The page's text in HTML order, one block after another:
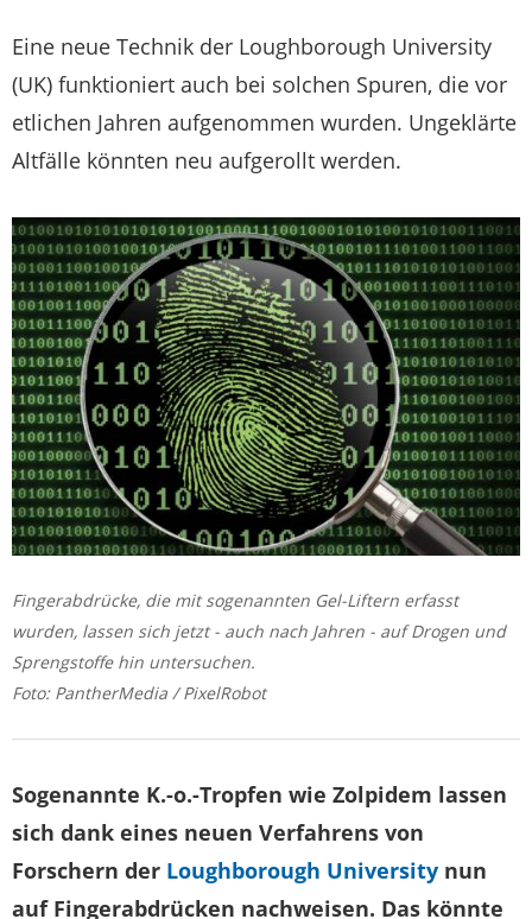
Eine neue Technik der Loughborough University
(UK) funktioniert auch bei solchen Spuren, die vor
etlichen Jahren aufgenommen wurden. Ungeklärte
Altfälle könnten neu aufgerollt werden.
Fingerabdrücke, die mit sogenannten Gel-Liftern erfasst
wurden, lassen sich jetzt - auch nach Jahren - auf Drogen und
Sprengstoffe hin untersuchen.
Foto: PantherMedia / PixelRobot
Sogenannte K.-o.-Tropfen wie Zolpidem lassen
sich dank eines neuen Verfahrens von
Forschern der Loughborough University nun
auf Fingerabdrücken nachweisen. Das könnte